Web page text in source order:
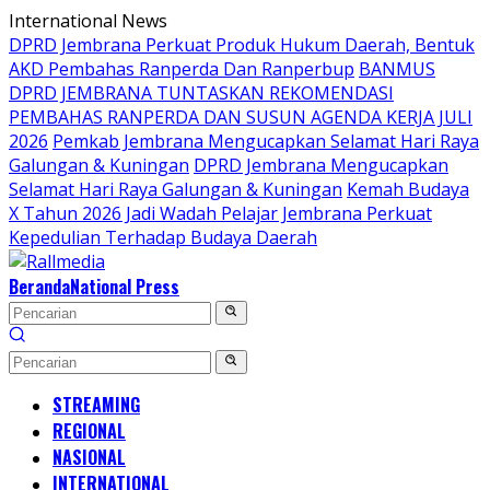
Langsung
ke
konten
International News
DPRD Jembrana Perkuat Produk Hukum Daerah, Bentuk
AKD Pembahas Ranperda Dan Ranperbup BANMUS
DPRD JEMBRANA TUNTASKAN REKOMENDASI
PEMBAHAS RANPERDA DAN SUSUN AGENDA KERJA JULI
2026 Pemkab Jembrana Mengucapkan Selamat Hari Raya
Galungan & Kuningan DPRD Jembrana Mengucapkan
Selamat Hari Raya Galungan & Kuningan Kemah Budaya
X Tahun 2026 Jadi Wadah Pelajar Jembrana Perkuat
Kepedulian Terhadap Budaya Daerah
BerandaNational Press
STREAMING
REGIONAL
NASIONAL
INTERNATIONAL